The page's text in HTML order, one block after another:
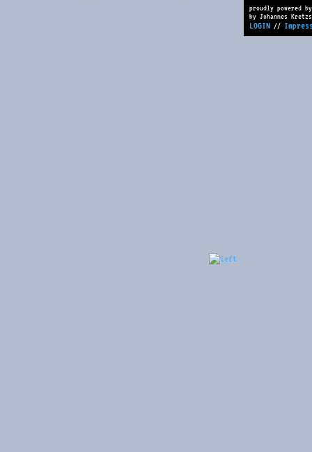
proudly powered
by Johannes
LOGIN //